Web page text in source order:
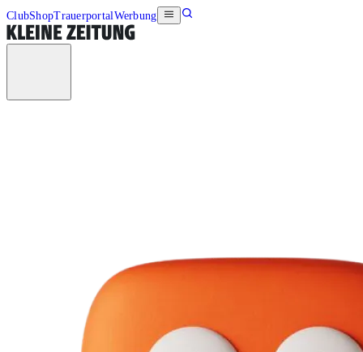
ClubShopTrauerportalWerbung